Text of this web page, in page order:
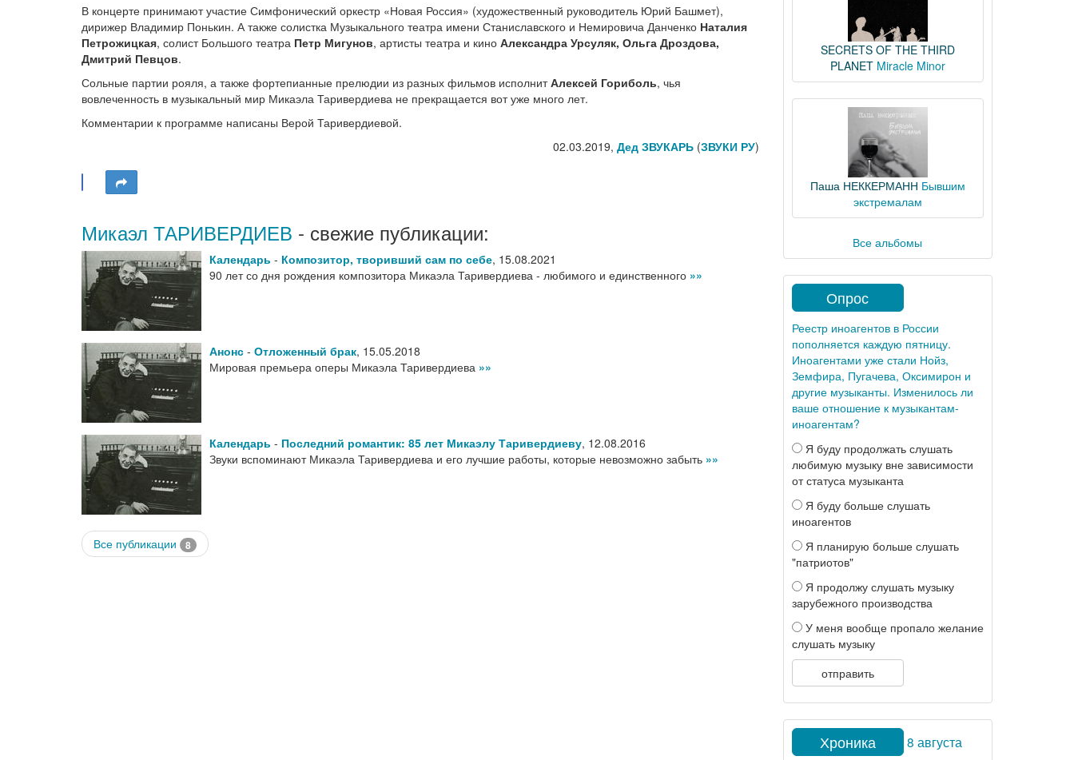
В концерте принимают участие Симфонический оркестр «Новая Россия» (художественный руководитель Юрий Башмет),
дирижер Владимир Понькин. А также солистка Музыкального театра имени Станиславского и Немировича Данченко Наталия
Петрожицкая, солист Большого театра Петр Мигунов, артисты театра и кино Александра Урсуляк, Ольга Дроздова,
Дмитрий Певцов.
Сольные партии рояля, а также фортепианные прелюдии из разных фильмов исполнитАлексей Гориболь, чья
вовлеченность в музыкальный мир Микаэла Таривердиева не прекращается вот уже много лет.
Комментарии к программе написаны Верой Таривердиевой.
02.03.2019, Дед ЗВУКАРЬ(ЗВУКИ РУ)
Микаэл ТАРИВЕРДИЕВ - свежие публикации:
Календарь - Композитор, творивший сам по себе, 15.08.2021
90 лет со дня рождения композитора Микаэла Таривердиева - любимого и единственного »»
Анонс - Отложенный брак, 15.05.2018
Мировая премьера оперы Микаэла Таривердиева »»
Календарь - Последний романтик: 85 лет Микаэлу Таривердиеву, 12.08.2016
Звуки вспоминают Микаэла Таривердиева и его лучшие работы, которые невозможно забыть »»
Все публикации 8
SECRETS OF THE THIRD
PLANET Miracle Minor
Паша НЕККЕРМАНН Бывшим
экстремалам
Все альбомы
Опрос
Реестр иноагентов в России
пополняется каждую пятницу.
Иноагентами уже стали Нойз,
Земфира, Пугачева, Оксимирон и
другие музыканты. Изменилось ли
ваше отношение к музыкантам-
иноагентам?
Я буду продолжать слушать
любимую музыку вне зависимости
от статуса музыканта
Я буду больше слушать
иноагентов
Я планирую больше слушать
"патриотов"
Я продолжу слушать музыку
зарубежного производства
У меня вообще пропало желание
слушать музыку
отправить
Хроника 8 августа